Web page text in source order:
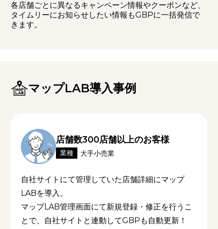
各店舗ごとに異なるキャンペーン情報やクーポンなど、
タイムリーにお知らせしたい情報もGBPに一括発信で
きます。
マップLAB導入事例
店舗数300店舗以上のお客様
業種 大手小売業
自社サイトにて管理していた店舗詳細にマップ
LABを導入。
マップLAB管理画面にて新規登録・修正を行うこ
とで、自社サイトと連動してGBPも自動更新！